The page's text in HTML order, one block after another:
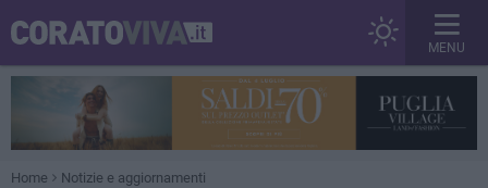
MENU
Home Notizie e aggiornamenti